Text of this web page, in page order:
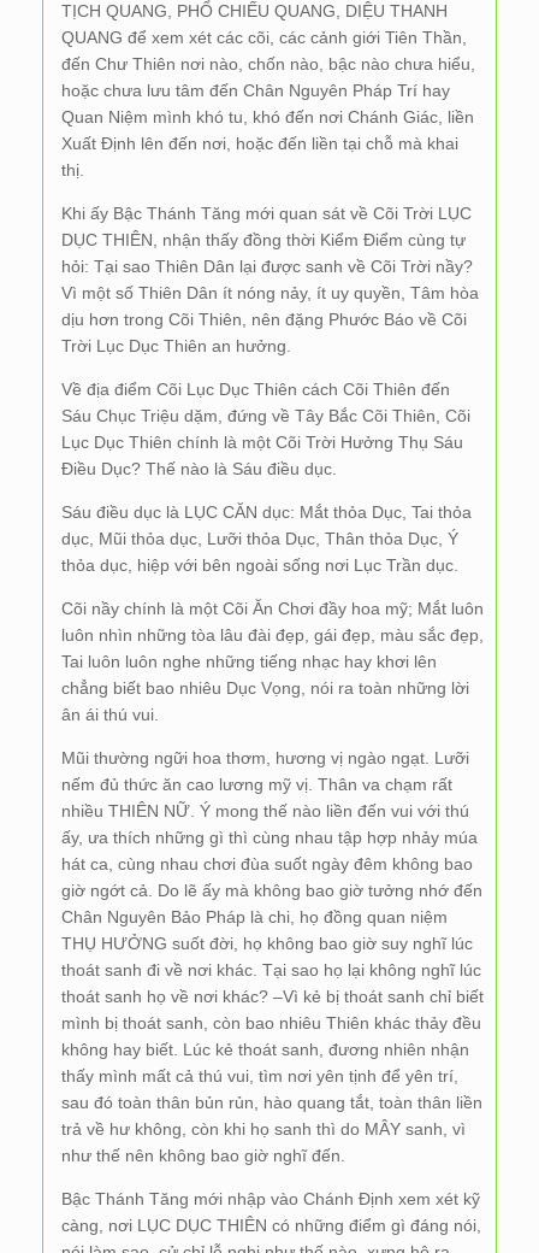
TỊCH QUANG, PHỔ CHIẾU QUANG, DIỆU THANH
QUANG để xem xét các cõi, các cảnh giới Tiên Thần,
đến Chư Thiên nơi nào, chốn nào, bậc nào chưa hiểu,
hoặc chưa lưu tâm đến Chân Nguyên Pháp Trí hay
Quan Niệm mình khó tu, khó đến nơi Chánh Giác, liền
Xuất Định lên đến nơi, hoặc đến liền tại chỗ mà khai
thị.
Khi ấy Bậc Thánh Tăng mới quan sát về Cõi Trời LỤC
DỤC THIÊN, nhận thấy đồng thời Kiểm Điểm cùng tự
hỏi: Tại sao Thiên Dân lại được sanh về Cõi Trời nầy?
Vì một số Thiên Dân ít nóng nảy, ít uy quyền, Tâm hòa
dịu hơn trong Cõi Thiên, nên đặng Phước Báo về Cõi
Trời Lục Dục Thiên an hưởng.
Về địa điểm Cõi Lục Dục Thiên cách Cõi Thiên đến
Sáu Chục Triệu dặm, đứng về Tây Bắc Cõi Thiên, Cõi
Lục Dục Thiên chính là một Cõi Trời Hưởng Thụ Sáu
Điều Dục? Thế nào là Sáu điều dục.
Sáu điều dục là LỤC CĂN dục: Mắt thỏa Dục, Tai thỏa
dục, Mũi thỏa dục, Lưỡi thỏa Dục, Thân thỏa Dục, Ý
thỏa dục, hiệp với bên ngoài sống nơi Lục Trần dục.
Cõi nầy chính là một Cõi Ăn Chơi đầy hoa mỹ; Mắt luôn
luôn nhìn những tòa lâu đài đẹp, gái đẹp, màu sắc đẹp,
Tai luôn luôn nghe những tiếng nhạc hay khơi lên
chẳng biết bao nhiêu Dục Vọng, nói ra toàn những lời
ân ái thú vui.
Mũi thường ngữi hoa thơm, hương vị ngào ngạt. Lưỡi
nếm đủ thức ăn cao lương mỹ vị. Thân va chạm rất
nhiều THIÊN NỮ. Ý mong thế nào liền đến vui với thú
ấy, ưa thích những gì thì cùng nhau tập hợp nhảy múa
hát ca, cùng nhau chơi đùa suốt ngày đêm không bao
giờ ngớt cả. Do lẽ ấy mà không bao giờ tưởng nhớ đến
Chân Nguyên Bảo Pháp là chi, họ đồng quan niệm
THỤ HƯỞNG suốt đời, họ không bao giờ suy nghĩ lúc
thoát sanh đi về nơi khác. Tại sao họ lại không nghĩ lúc
thoát sanh họ về nơi khác? –Vì kẻ bị thoát sanh chỉ biết
mình bị thoát sanh, còn bao nhiêu Thiên khác thảy đều
không hay biết. Lúc kẻ thoát sanh, đương nhiên nhận
thấy mình mất cả thú vui, tìm nơi yên tịnh để yên trí,
sau đó toàn thân bủn rủn, hào quang tắt, toàn thân liền
trả về hư không, còn khi họ sanh thì do MÂY sanh, vì
như thế nên không bao giờ nghĩ đến.
Bậc Thánh Tăng mới nhập vào Chánh Định xem xét kỹ
càng, nơi LỤC DỤC THIÊN có những điểm gì đáng nói,